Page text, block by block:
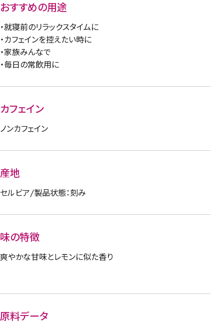
おすすめの用途
・就寝前のリラックスタイムに
・カフェインを控えたい時に
・家族みんなで
・毎日の常飲用に
カフェイン
ノンカフェイン
産地
セルビア/製品状態：刻み
味の特徴
爽やかな甘味とレモンに似た香り
原料データ